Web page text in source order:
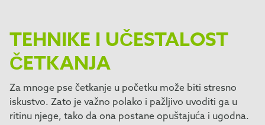
TEHNIKE I UČESTALOST
ČETKANJA
Za mnoge pse četkanje u početku može biti stresno
iskustvo. Zato je važno polako i pažljivo uvoditi ga u
ritinu njege, tako da ona postane opuštajuća i ugodna.